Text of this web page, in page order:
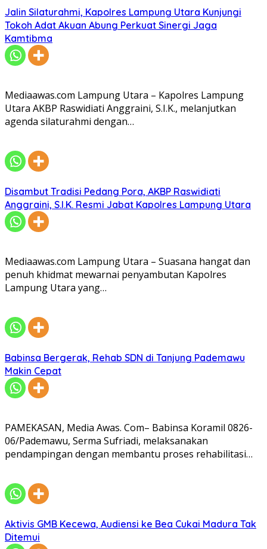
Jalin Silaturahmi, Kapolres Lampung Utara Kunjungi
Tokoh Adat Akuan Abung Perkuat Sinergi Jaga
Kamtibma
Mediaawas.com Lampung Utara – Kapolres Lampung
Utara AKBP Raswidiati Anggraini, S.I.K., melanjutkan
agenda silaturahmi dengan…
Disambut Tradisi Pedang Pora, AKBP Raswidiati
Anggraini, S.I.K. Resmi Jabat Kapolres Lampung Utara
Mediaawas.com Lampung Utara – Suasana hangat dan
penuh khidmat mewarnai penyambutan Kapolres
Lampung Utara yang…
Babinsa Bergerak, Rehab SDN di Tanjung Pademawu
Makin Cepat
PAMEKASAN, Media Awas. Com– Babinsa Koramil 0826-
06/Pademawu, Serma Sufriadi, melaksanakan
pendampingan dengan membantu proses rehabilitasi…
Aktivis GMB Kecewa, Audiensi ke Bea Cukai Madura Tak
Ditemui